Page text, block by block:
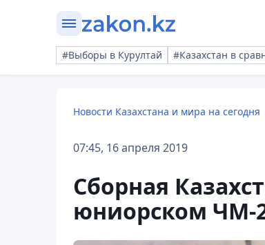
#Выборы в Курултай #Казахстан в
Новости Казахстана и мира на сегодня
07:45, 16 апреля 2019
Сборная
юниорском ЧМ-